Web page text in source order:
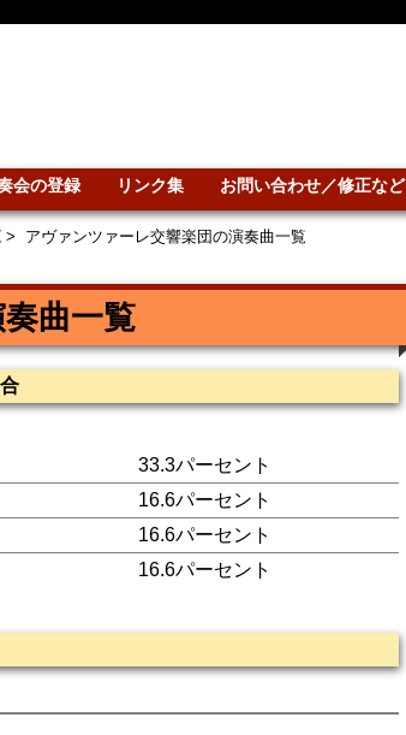
会の登録 リンク集 お問い合わせ／修正など
> アヴァンツァーレ交響楽団の演奏曲一覧
曲一覧
33.3パーセント
16.6パーセント
16.6パーセント
16.6パーセント